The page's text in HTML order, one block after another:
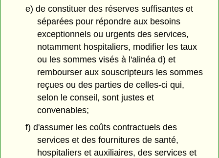
e) de constituer des réserves suffisantes et
séparées pour répondre aux besoins
exceptionnels ou urgents des services,
notamment hospitaliers, modifier les taux
ou les sommes visés à l'alinéa d) et
rembourser aux souscripteurs les sommes
reçues ou des parties de celles-ci qui,
selon le conseil, sont justes et
convenables;
f) d'assumer les coûts contractuels des
services et des fournitures de santé,
hospitaliers et auxiliaires, des services et